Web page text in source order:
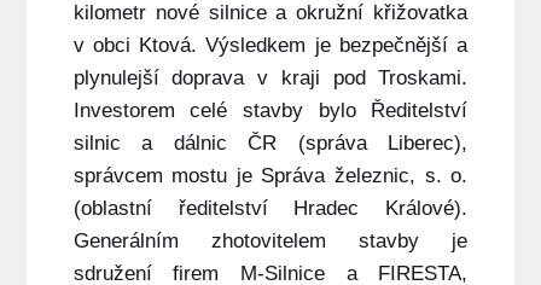
kilometr nové silnice a okružní křižovatka
v obci Ktová. Výsledkem je bezpečnější a
plynulejší doprava v kraji pod Troskami.
Investorem celé stavby bylo Ředitelství
silnic a dálnic ČR (správa Liberec),
správcem mostu je Správa železnic, s. o.
(oblastní ředitelství Hradec Králové).
Generálním zhotovitelem stavby je
sdružení firem M-Silnice a FIRESTA,